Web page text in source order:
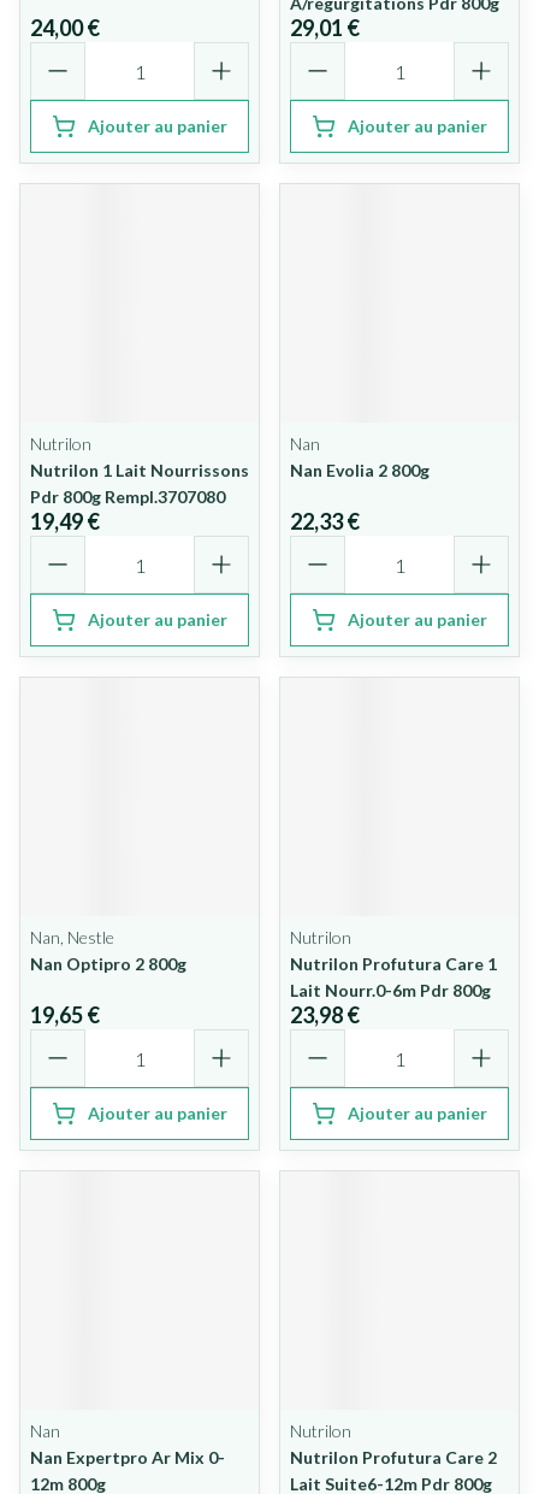
24,00 €
Ajouter au panier
29,01 €
Ajouter au panier
Nutrilon
Nutrilon 1 Lait Nourrissons
Pdr 800g Rempl.3707080
19,49 €
Ajouter au panier
Nan
Nan Evolia 2 800g
22,33 €
Ajouter au panier
Nan, Nestle
Nan Optipro 2 800g
19,65 €
Ajouter au panier
Nutrilon
Nutrilon Profutura Care 1
Lait Nourr.0-6m Pdr 800g
23,98 €
Ajouter au panier
Nan
Nan Expertpro Ar Mix 0-
12m 800g
Nutrilon
Nutrilon Profutura Care 2
Lait Suite6-12m Pdr 800g